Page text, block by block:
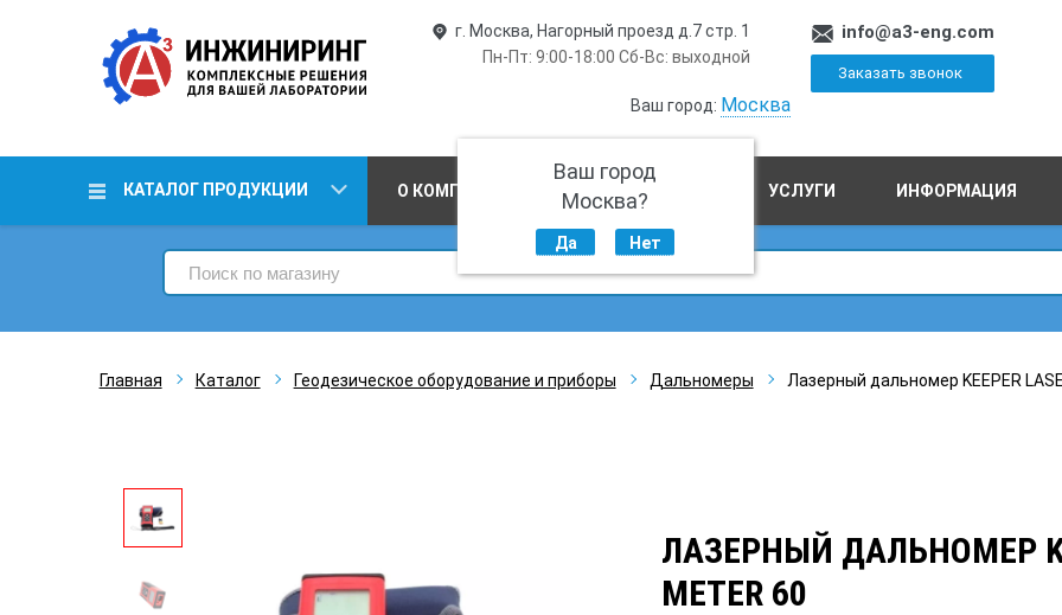
г. Москва, Нагорный проезд д.7 стр. 1
Пн-Пт: 9:00-18:00 Сб-Вс: выходной
Ваш город: Москва
Ваш город
Москва?
Да Нет
info@a3-eng.com
Заказать звонок
КАТАЛОГ ПРОДУКЦИИ О КОМПАНИИ ПРОИЗВОДСТВО УСЛУГИ ИНФОРМАЦИЯ
Главная Каталог Геодезическое оборудование и приборы Дальномеры Лазерный дальномер KEEPER
ЛАЗЕРНЫЙ ДАЛЬНОМЕР
METER 60